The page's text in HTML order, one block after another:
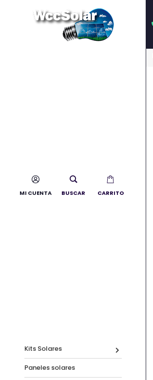
Kits Solares
Paneles solares
MI CUENTA BUSCAR CARRITO